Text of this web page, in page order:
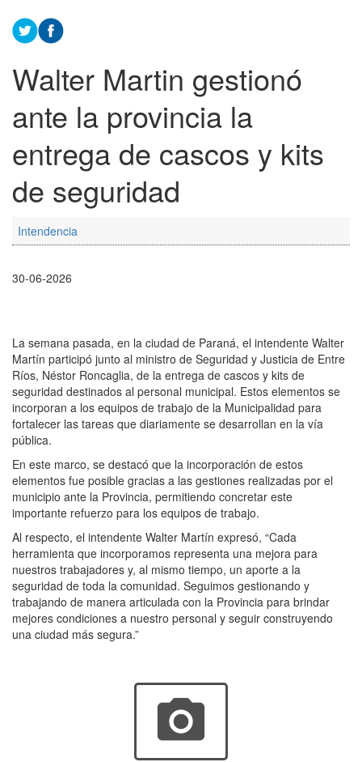
Walter Martin gestionó
ante la provincia la
entrega de cascos y kits
de seguridad
Intendencia
30-06-2026
La semana pasada, en la ciudad de Paraná, el intendente Walter
Martín participó junto al ministro de Seguridad y Justicia de Entre
Ríos, Néstor Roncaglia, de la entrega de cascos y kits de
seguridad destinados al personal municipal. Estos elementos se
incorporan a los equipos de trabajo de la Municipalidad para
fortalecer las tareas que diariamente se desarrollan en la vía
pública.
En este marco, se destacó que la incorporación de estos
elementos fue posible gracias a las gestiones realizadas por el
municipio ante la Provincia, permitiendo concretar este
importante refuerzo para los equipos de trabajo.
Al respecto, el intendente Walter Martín expresó, “Cada
herramienta que incorporamos representa una mejora para
nuestros trabajadores y, al mismo tiempo, un aporte a la
seguridad de toda la comunidad. Seguimos gestionando y
trabajando de manera articulada con la Provincia para brindar
mejores condiciones a nuestro personal y seguir construyendo
una ciudad más segura.”
photo_camera